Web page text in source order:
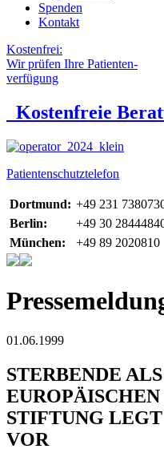
Spenden
Kontakt
Kostenfrei:
Wir prüfen Ihre Patienten-
verfügung
Kostenfreie
Patientenschutztelefon
Dortmund: +49 231
Berlin:
+49 30
München:
+49 89 2020810
01.06.1999
STERBENDE
STIFTUNG
VOR